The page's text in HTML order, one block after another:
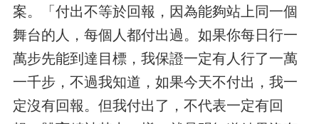
案。「付出不等於回報，因為能夠站上同一個
舞台的人，每個人都付出過。如果你每日行一
萬步先能到達目標，我保證一定有人行了一萬
一千步，不過我知道，如果今天不付出，我一
定沒有回報。但我付出了，不代表一定有回